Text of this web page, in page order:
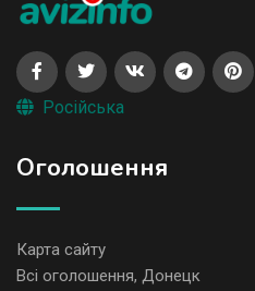
Російська
Оголошення
Карта сайту
Всі оголошення, Донецк